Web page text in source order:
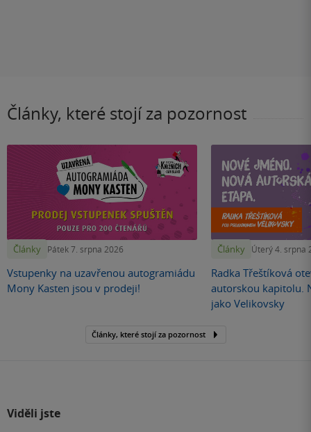
Články, které stojí za pozornost
Články Pátek 7. srpna 2026
Vstupenky na uzavřenou autogramiádu
Mony Kasten jsou v prodeji!
Články Úterý 4. srpna
Radka Třeštíková
autorskou kapitolu.
jako Velikovsky
Články, které stojí za pozornost
Viděli jste